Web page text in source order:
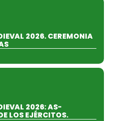
2026. CEREMONIA
2026: AS-
LOS EJÉRCITOS.